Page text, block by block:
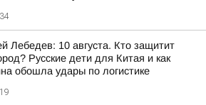
Лебедев: 10 августа. Кто защитит
Русские дети для Китая и как
обошла удары по логистике